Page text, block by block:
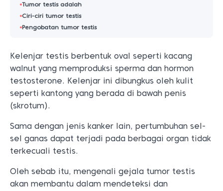
Tumor testis adalah
Ciri-ciri tumor testis
Pengobatan tumor testis
Kelenjar testis berbentuk oval seperti kacang
walnut yang memproduksi sperma dan hormon
testosterone. Kelenjar ini dibungkus oleh kulit
seperti kantong yang berada di bawah penis
(skrotum).
Sama dengan jenis kanker lain, pertumbuhan sel-
sel ganas dapat terjadi pada berbagai organ tidak
terkecuali testis.
Oleh sebab itu, mengenali gejala tumor testis
akan membantu dalam mendeteksi dan